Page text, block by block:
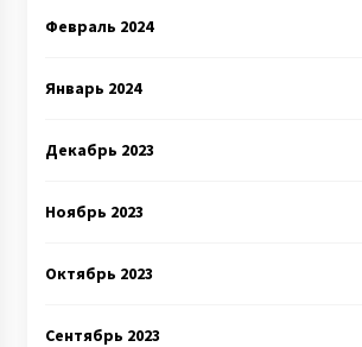
Февраль 2024
Январь 2024
Декабрь 2023
Ноябрь 2023
Октябрь 2023
Сентябрь 2023